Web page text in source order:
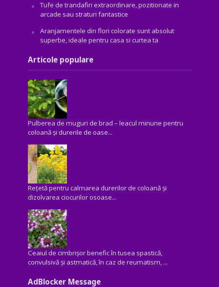
Tufe de trandafiri extraordinare, pozitionate in
arcade sau straturi fantastice
Aranjamentele din flori colorate sunt absolut
superbe, ideale pentru casa si curtea ta
Articole populare
Pulberea de muguri de brad – leacul minune pentru
coloană și durerile de oase...
Rețetă pentru calmarea durerilor de coloană și
dizolvarea ciocurilor osoase...
Ceaiul de cimbrișor benefic în tusea spastică,
convulsivă şi astmatică, în caz de reumatism, ...
AdBlocker Message